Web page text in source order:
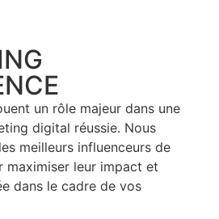
un rôle majeur dans une
digital réussie. Nous
meilleurs influenceurs de
maximiser leur impact et
dans le cadre de vos